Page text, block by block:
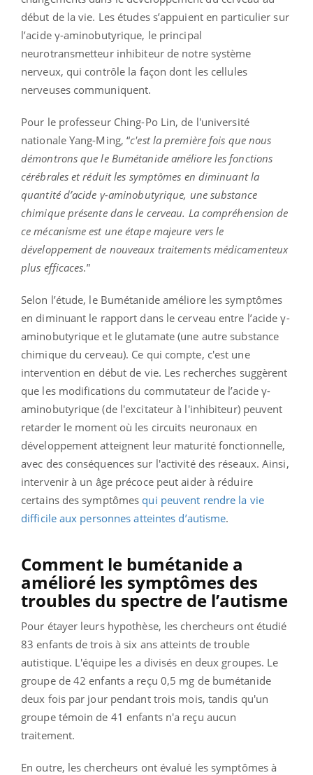
début de la vie. Les études s’appuient en particulier sur
l’acide γ-aminobutyrique, le principal
neurotransmetteur inhibiteur de notre système
nerveux, qui contrôle la façon dont les cellules
nerveuses communiquent.
Pour le professeur Ching-Po Lin, de l'université
nationale Yang-Ming, “c'est la première fois que nous
démontrons que le Bumétanide améliore les fonctions
cérébrales et réduit les symptômes en diminuant la
quantité d’acide γ-aminobutyrique, une substance
chimique présente dans le cerveau. La compréhension de
ce mécanisme est une étape majeure vers le
développement de nouveaux traitements médicamenteux
plus efficaces.”
Selon l’étude, le Bumétanide améliore les symptômes
en diminuant le rapport dans le cerveau entre l’acide γ-
aminobutyrique et le glutamate (une autre substance
chimique du cerveau). Ce qui compte, c'est une
intervention en début de vie. Les recherches suggèrent
que les modifications du commutateur de l’acide γ-
aminobutyrique (de l'excitateur à l'inhibiteur) peuvent
retarder le moment où les circuits neuronaux en
développement atteignent leur maturité fonctionnelle,
avec des conséquences sur l'activité des réseaux. Ainsi,
intervenir à un âge précoce peut aider à réduire
certains des symptômes qui peuvent rendre la vie
difficile aux personnes atteintes d’autisme.
Comment le bumétanide a
amélioré les symptômes des
troubles du spectre de l’autisme
Pour étayer leurs hypothèse, les chercheurs ont étudié
83 enfants de trois à six ans atteints de trouble
autistique. L'équipe les a divisés en deux groupes. Le
groupe de 42 enfants a reçu 0,5 mg de bumétanide
deux fois par jour pendant trois mois, tandis qu'un
groupe témoin de 41 enfants n'a reçu aucun
traitement.
En outre, les chercheurs ont évalué les symptômes à